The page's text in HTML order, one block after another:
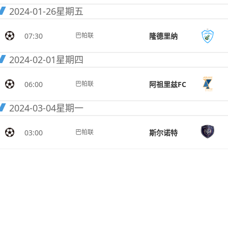
2024-01-26星期五
07:30 巴帕联 隆德里纳
2024-02-01星期四
06:00 巴帕联 阿祖里兹FC
2024-03-04星期一
03:00 巴帕联 斯尔诺特